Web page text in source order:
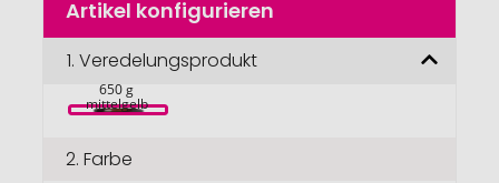
Anfang
Bildgalerie
Artikel konfigurieren
1. Veredelungsprodukt
Duftkerze mit
650 g
mittelgelb
2. Farbe